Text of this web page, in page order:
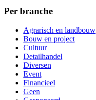
Per branche
Agrarisch en landbouw
Bouw en project
Cultuur
Detailhandel
Diversen
Event
Financieel
Geen